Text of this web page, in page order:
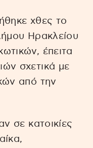
χθες το
Ηρακλείου
έπειτα
σχετικά με
από την
σε κατοικίες